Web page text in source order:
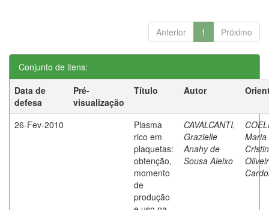
Anterior 1 Próximo
Conjunto de itens:
Data de
defesa
Pré-
visualização
Título Autor
26-Fev-2010
Plasma
rico em
plaquetas:
obtenção,
momento
de
produção
CAVALCANTI,
Grazielle
Anahy de
Sousa Aleixo
Maria